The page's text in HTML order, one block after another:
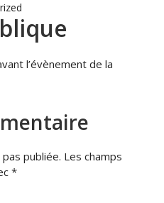
l’évènement de la
publiée. Les champs
*